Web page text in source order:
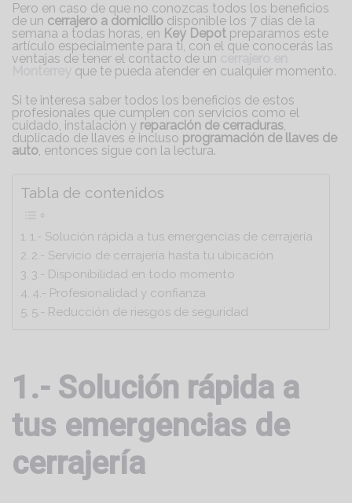
Pero en caso de que no conozcas todos los beneficios
de un cerrajero a domicilio disponible los 7 días de la
semana a todas horas, en Key Depot preparamos este
artículo especialmente para ti, con el que conocerás las
ventajas de tener el contacto de un
que te pueda atender en cualquier momento.
Si te interesa saber todos los beneficios de estos
profesionales que cumplen con servicios como el
cuidado, instalación y reparación de cerraduras,
duplicado de llaves e incluso programación de llaves de
auto, entonces sigue con la lectura.
Tabla de contenidos
1.- Solución rápida a tus emergencias de cerrajería
2.- Servicio de cerrajería hasta tu ubicación
3.- Disponibilidad en todo momento
4.- Profesionalidad y confianza
5.- Reducción de riesgos de seguridad
1.- Solución rápida a
tus emergencias de
cerrajería